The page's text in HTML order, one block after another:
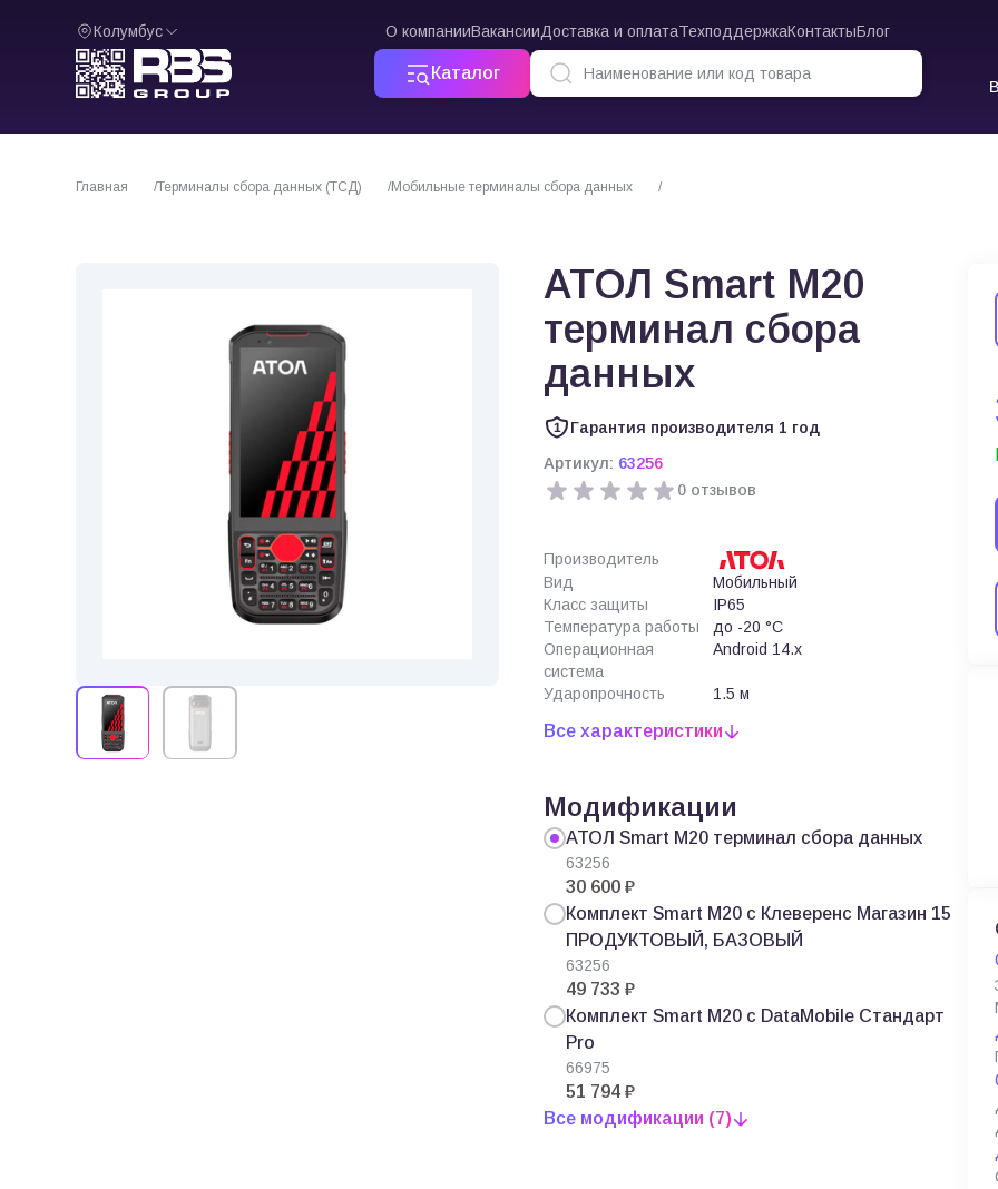
Колумбус О компанииВакансииДоставка и оплатаТехподдержкаКонтактыБлог
Каталог
Главная Терминалы сбора данных (ТСД) Мобильные терминалы сбора данных АТОЛ Smart M20 терминал сбора данных
АТОЛ Smart M20
терминал сбора
данных
Гарантия производителя 1 год
Артикул: 63256
0 отзывов
Производитель
Вид
Мобильный
Класс защиты
IP65
Температура работы
до -20 °C
Операционная
система
Android 14.x
Ударопрочность 1.5 м
Все характеристики
Модификации
АТОЛ Smart M20 терминал сбора данных
63256
30 600 ₽
Комплект Smart M20 c Клеверенс Магазин 15
ПРОДУКТОВЫЙ, БАЗОВЫЙ
63256
49 733 ₽
Комплект Smart M20 c DataMobile Стандарт
Pro
66975
51 794 ₽
Все модификации (7)